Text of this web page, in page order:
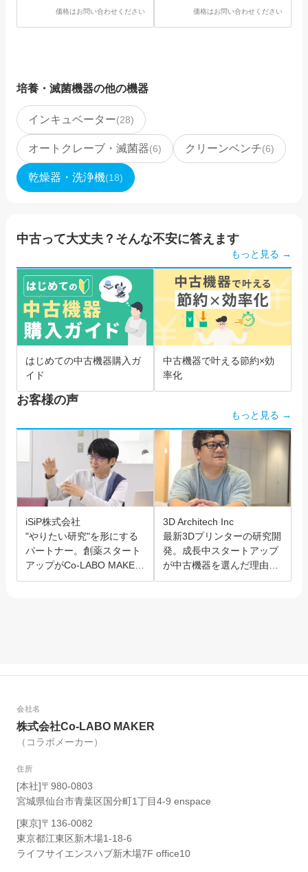
価格はお問い合わせください 価格はお問い合わせください
培養・滅菌機器の他の機器
インキュベーター(28)
オートクレーブ・滅菌器(6) クリーンベンチ(6)
乾燥器・洗浄機(18)
中古って大丈夫？そんな不安に答えます
もっと見る →
はじめての中古機器購入ガ
イド
中古機器で叶える節約×効
率化
お客様の声
もっと見る →
iSiP株式会社
"やりたい研究"を形にする
パートナー。創薬スタート
アップがCo-LABO MAKER
を選んだ理由。
3D Architech Inc
最新3Dプリンターの研究開
発。成長中スタートアップ
が中古機器を選んだ理由と
は？
会社名
株式会社Co-LABO MAKER
（コラボメーカー）
住所
[本社]〒980-0803
宮城県仙台市青葉区国分町1丁目4-9 enspace
[東京]〒136-0082
東京都江東区新木場1-18-6
ライフサイエンスハブ新木場7F office10